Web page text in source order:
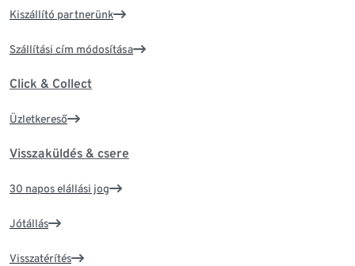
Kiszállító partnerünk
Szállítási cím módosítása
Click & Collect
Üzletkereső
Visszaküldés & csere
30 napos elállási jog
Jótállás
Visszatérítés